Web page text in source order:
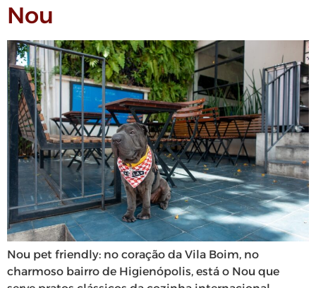
Nou
Nou pet friendly: no coração da Vila Boim, no
charmoso bairro de Higienópolis, está o Nou que